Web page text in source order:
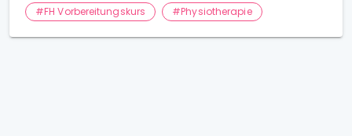
#FH Vorbereitungskurs #Physiotherapie